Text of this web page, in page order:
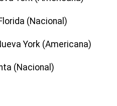
(Nacional)
York (Americana)
(Nacional)